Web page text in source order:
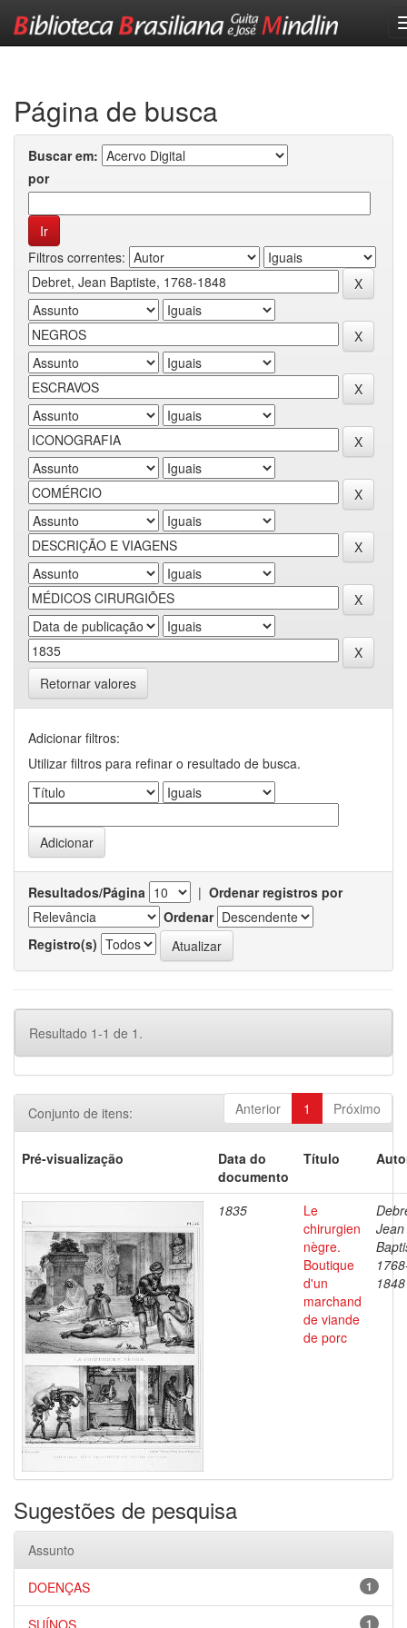
Página de busca
Buscar em:
por
Filtros correntes:
Retornar valores
Adicionar filtros:
Utilizar filtros para refinar o resultado de busca.
Resultados/Página | Ordenar registros por
Ordenar
Registro(s)
Resultado 1-1 de 1.
Anterior 1 Próximo
Conjunto de itens:
Pré-visualização
Data do
documento
Título
1835
Le
chirurgien
nègre.
Boutique
d'un
marchand
de viande
de porc
Jean
1848
Sugestões de pesquisa
Assunto
1
DOENÇAS
1
SUÍNOS